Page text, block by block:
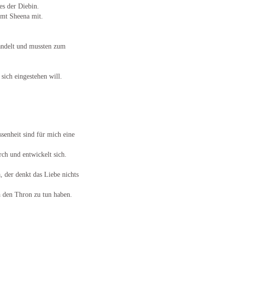
der Diebin.
Sheena mit.
und mussten zum
eingestehen will.
sind für mich eine
und entwickelt sich.
der denkt das Liebe nichts
Thron zu tun haben.